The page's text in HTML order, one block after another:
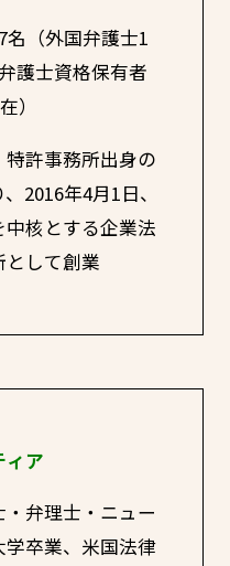
名（外国弁護士1
護士資格保有者
）
特許事務所出身の
2016年4月1日、
核とする企業法
して創業
ア
弁理士・ニュー
卒業、米国法律